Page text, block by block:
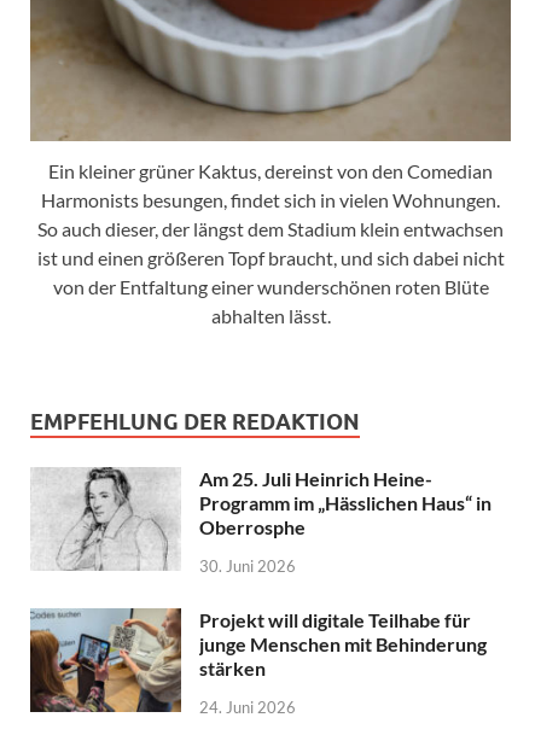
Ein kleiner grüner Kaktus, dereinst von den Comedian
Harmonists besungen, findet sich in vielen Wohnungen.
So auch dieser, der längst dem Stadium klein entwachsen
ist und einen größeren Topf braucht, und sich dabei nicht
von der Entfaltung einer wunderschönen roten Blüte
abhalten lässt.
EMPFEHLUNG DER REDAKTION
Am 25. Juli Heinrich Heine-
Programm im „Hässlichen Haus“ in
Oberrosphe
30. Juni 2026
Projekt will digitale Teilhabe für
junge Menschen mit Behinderung
stärken
24. Juni 2026